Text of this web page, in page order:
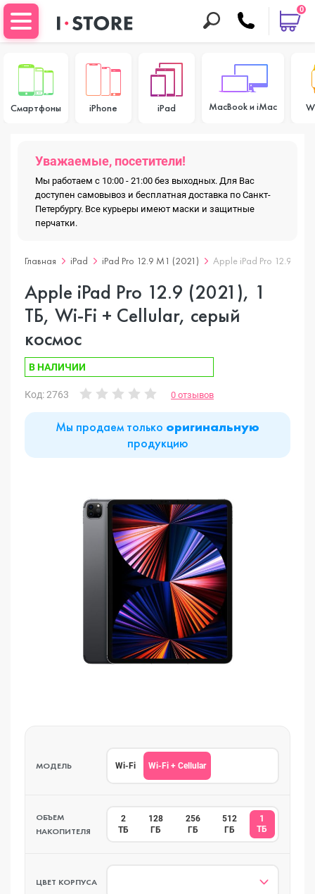
0
Смартфоны iPhone iPad MacBook и iMac
Уважаемые, посетители!
Мы работаем с 10:00 - 21:00 без выходных. Для Вас
доступен самовывоз и бесплатная доставка по Санкт-
Петербургу. Все курьеры имеют маски и защитные
перчатки.
Главная iPad iPad Pro 12.9 M1 (2021) Apple iPad Pro 12.9
Apple iPad Pro 12.9 (2021), 1
ТБ, Wi-Fi + Cellular, серый
космос
В НАЛИЧИИ
Код: 2763 0 отзывов
Мы продаем только оригинальную
продукцию
МОДЕЛЬ Wi-Fi Wi-Fi + Cellular
ОБЪЕМ
НАКОПИТЕЛЯ
2
ТБ
128
ГБ
256
ГБ
512
ГБ
1
ТБ
ЦВЕТ КОРПУСА